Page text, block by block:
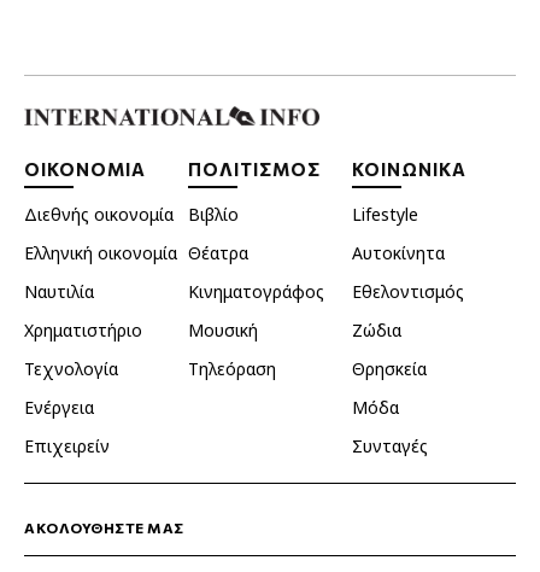
ΟΙΚΟΝΟΜΙΑ
Διεθνής οικονομία
Ελληνική οικονομία
Ναυτιλία
Χρηματιστήριο
Τεχνολογία
Ενέργεια
Επιχειρείν
ΠΟΛΙΤΙΣΜΟΣ
Βιβλίο
Θέατρα
Κινηματογράφος
Μουσική
Τηλεόραση
ΚΟΙΝΩΝΙΚΑ
Lifestyle
Αυτοκίνητα
Εθελοντισμός
Ζώδια
Θρησκεία
Μόδα
Συνταγές
ΑΚΟΛΟΥΘΗΣΤΕ ΜΑΣ